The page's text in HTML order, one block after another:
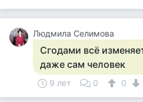
Людмила Селимова
Сгодами всё
даже сам человек
9 лет 0 0